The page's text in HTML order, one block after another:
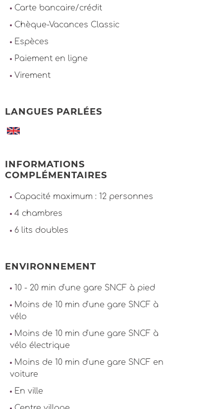
Carte bancaire/crédit
Chèque-Vacances Classic
Espèces
Paiement en ligne
Virement
LANGUES PARLÉES
INFORMATIONS
COMPLÉMENTAIRES
Capacité maximum : 12 personnes
4 chambres
6 lits doubles
ENVIRONNEMENT
10 - 20 min d'une gare SNCF à pied
Moins de 10 min d'une gare SNCF à
vélo
Moins de 10 min d'une gare SNCF à
vélo électrique
Moins de 10 min d'une gare SNCF en
voiture
En ville